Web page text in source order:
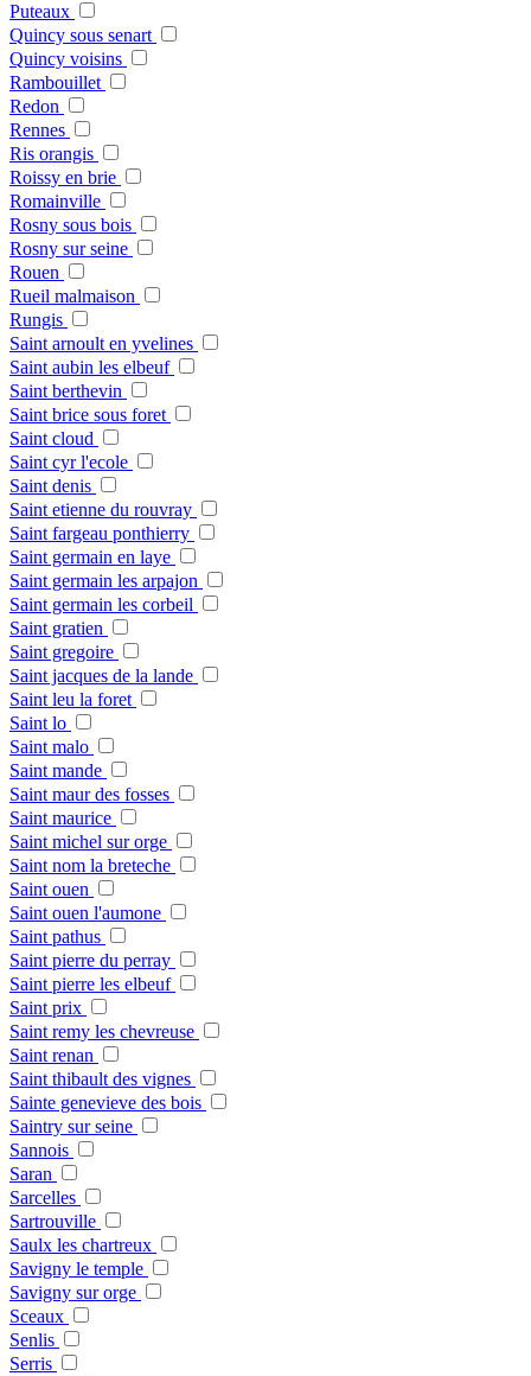
Puteaux
Quincy sous senart
Quincy voisins
Rambouillet
Redon
Rennes
Ris orangis
Roissy en brie
Romainville
Rosny sous bois
Rosny sur seine
Rouen
Rueil malmaison
Rungis
Saint arnoult en yvelines
Saint aubin les elbeuf
Saint berthevin
Saint brice sous foret
Saint cloud
Saint cyr l'ecole
Saint denis
Saint etienne du rouvray
Saint fargeau ponthierry
Saint germain en laye
Saint germain les arpajon
Saint germain les corbeil
Saint gratien
Saint gregoire
Saint jacques de la lande
Saint leu la foret
Saint lo
Saint malo
Saint mande
Saint maur des fosses
Saint maurice
Saint michel sur orge
Saint nom la breteche
Saint ouen
Saint ouen l'aumone
Saint pathus
Saint pierre du perray
Saint pierre les elbeuf
Saint prix
Saint remy les chevreuse
Saint renan
Saint thibault des vignes
Sainte genevieve des bois
Saintry sur seine
Sannois
Saran
Sarcelles
Sartrouville
Saulx les chartreux
Savigny le temple
Savigny sur orge
Sceaux
Senlis
Serris